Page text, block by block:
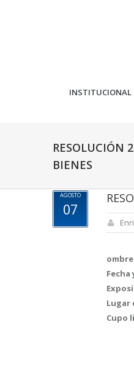
INSTITUCIONAL
RESOLUCIÓN
BIENES
AGOSTO
07
Fecha
Lugar
Cupo